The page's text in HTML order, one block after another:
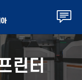
린터